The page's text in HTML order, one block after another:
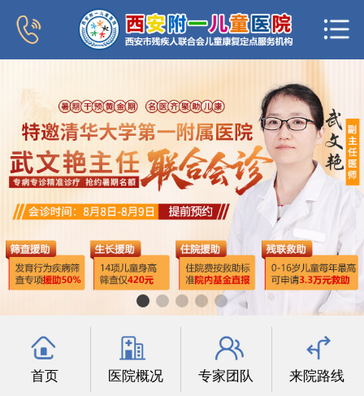
新闻中心
专家团队
科室导航
行为发育科
小儿内分泌科
首页 医院概况 专家团队 来院路线